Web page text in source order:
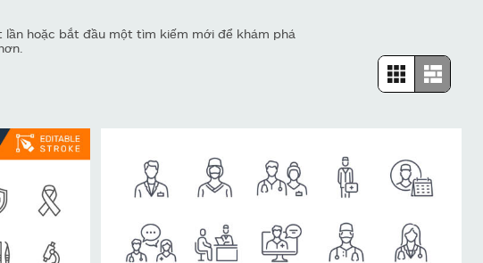
hoặc bắt đầu một tìm kiếm mới để khám phá